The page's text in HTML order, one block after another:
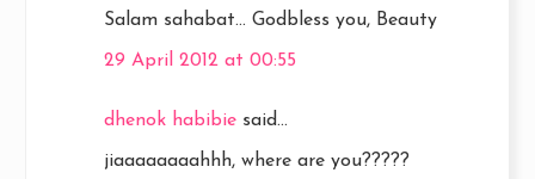
Salam sahabat... Godbless you, Beauty
29 April 2012 at 00:55
dhenok habibie said...
jiaaaaaaaahhh, where are you?????